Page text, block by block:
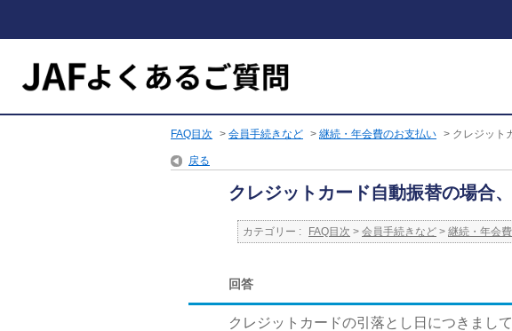
FAQ目次 > 会員手続きなど > 継続・年会費のお支払い > クレジット
戻る
クレジットカード自動振替の場合
カテゴリー : FAQ目次 > 会員手続きなど > 継続・年会
回答
クレジットカードの引落とし日につきまし